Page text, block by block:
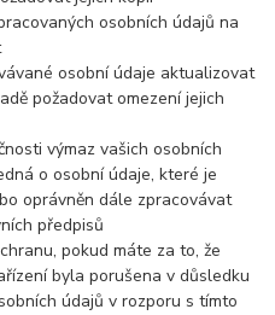
osobních údajů na
osobní údaje aktualizovat
požadovat omezení jejich
výmaz vašich osobních
o osobní údaje, které je
oprávněn dále zpracovávat
předpisů
pokud máte za to, že
byla porušena v důsledku
údajů v rozporu s tímto